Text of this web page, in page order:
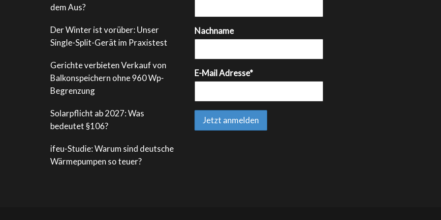
dem Aus?
Der Winter ist vorüber: Unser
Single-Split-Gerät im Praxistest
Gerichte verbieten Verkauf von
Balkonspeichern ohne 960 Wp-
Begrenzung
Solarpflicht ab 2027: Was
bedeutet §106?
ifeu-Studie: Warum sind deutsche
Wärmepumpen so teuer?
Nachname
E-Mail Adresse*